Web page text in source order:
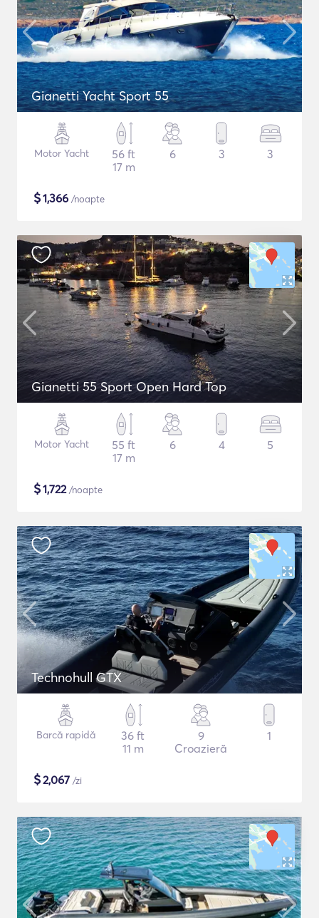
Gianetti Yacht Sport 55
Motor Yacht
56 ft
17 m
6 3 3
$1,366 /noapte
Gianetti 55 Sport Open Hard Top
Motor Yacht
55 ft
17 m
6 4 5
$1,722/noapte
Technohull GTX
Barcă rapidă
36 ft
11 m
9
Croazieră
1
$2,067 /zi